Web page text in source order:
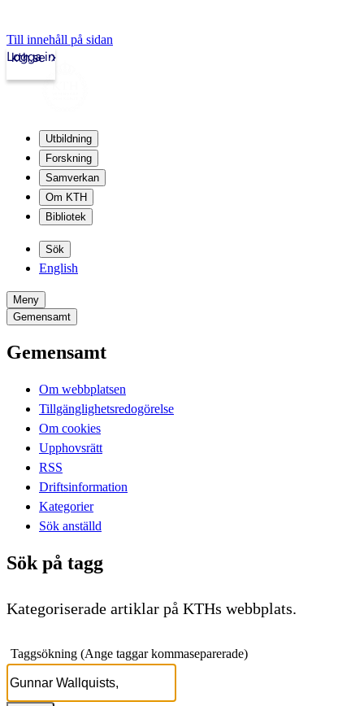
Till innehåll på sidan
kth.se
Logga in
Utbildning
Forskning
Samverkan
Om KTH
Bibliotek
Sök
English
Meny
Gemensamt
Gemensamt
Om webbplatsen
Tillgänglighetsredogörelse
Om cookies
Upphovsrätt
RSS
Driftsinformation
Kategorier
Sök anställd
Sök på tagg
Kategoriserade artiklar på KTHs webbplats.
Taggsökning (Ange taggar kommaseparerade)